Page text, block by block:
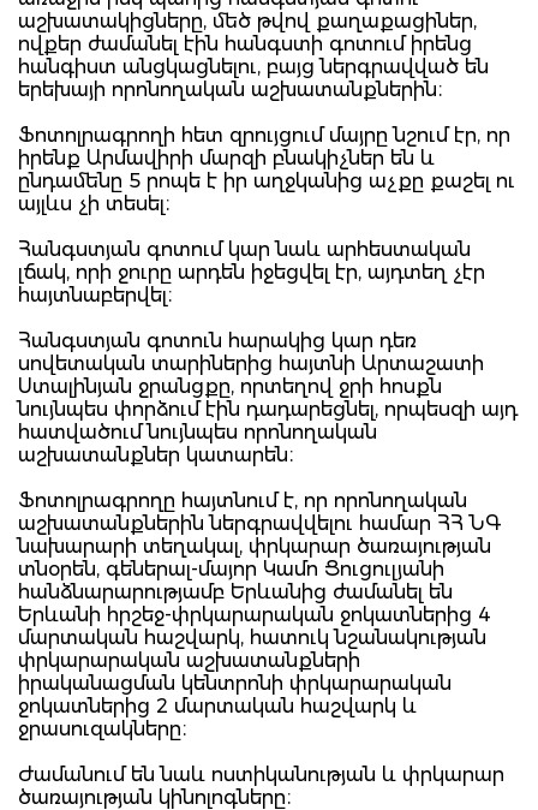
աշխատակիցները, մեծ թվով քաղաքացիներ,
ովքեր ժամանել էին հանգստի գոտում իրենց
հանգիստ անցկացնելու, բայց ներգրավված են
երեխայի որոնողական աշխատանքներին։
Ֆոտոլրագրողի հետ զրույցում մայրը նշում էր, որ
իրենք Արմավիրի մարզի բնակիչներ են և
ընդամենը 5 րոպե է իր աղջկանից աչքը քաշել ու
այլևս չի տեսել։
Հանգստյան գոտում կար նաև արհեստական
լճակ, որի ջուրը արդեն իջեցվել էր, այդտեղ չէր
հայտնաբերվել։
Հանգստյան գոտուն հարակից կար դեռ
սովետական տարիներից հայտնի Արտաշատի
Ստալինյան ջրանցքը, որտեղով ջրի հոսքն
նույնպես փորձում էին դադարեցնել, որպեսզի այդ
հատվածում նույնպես որոնողական
աշխատանքներ կատարեն։
Ֆոտոլրագրողը հայտնում է, որ որոնողական
աշխատանքներին ներգրավվելու համար ՀՀ ՆԳ
նախարարի տեղակալ, փրկարար ծառայության
տնօրեն, գեներալ-մայոր Կամո Ցուցուլյանի
հանձնարարությամբ Երևանից ժամանել են
Երևանի հրշեջ-փրկարարական ջոկատներից 4
մարտական հաշվարկ, հատուկ նշանակության
փրկարարական աշխատանքների
իրականացման կենտրոնի փրկարարական
ջոկատներից 2 մարտական հաշվարկ և
ջրասուզակները։
Ժամանում են նաև ոստիկանության և փրկարար
ծառայության կինոլոգները։